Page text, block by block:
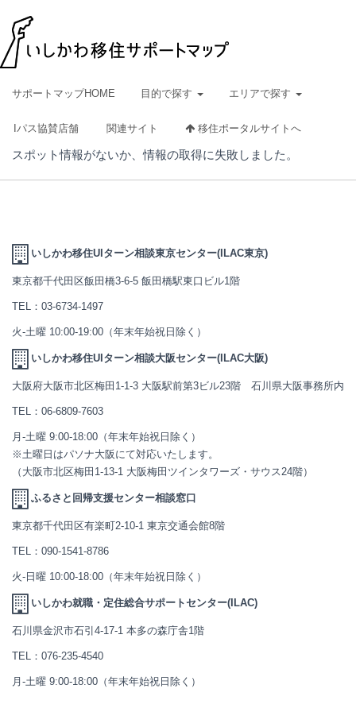
サポートマップHOME 目的で探す エリアで探す
Iパス協賛店舗 関連サイト 移住ポータルサイトへ
スポット情報がないか、情報の取得に失敗しました。
いしかわ移住UIターン相談東京センター(ILAC東京)
東京都千代田区飯田橋3-6-5 飯田橋駅東口ビル1階
TEL： 03-6734-1497
火-土曜 10:00-19:00（年末年始祝日除く）
いしかわ移住UIターン相談大阪センター(ILAC大阪)
大阪府大阪市北区梅田1-1-3 大阪駅前第3ビル23階 石川県大阪事務所内
TEL： 06-6809-7603
月-土曜 9:00-18:00（年末年始祝日除く）
※土曜日はパソナ大阪にて対応いたします。
（大阪市北区梅田1-13-1 大阪梅田ツインタワーズ・サウス24階）
ふるさと回帰支援センター相談窓口
東京都千代田区有楽町2-10-1 東京交通会館8階
TEL： 090-1541-8786
火-日曜 10:00-18:00（年末年始祝日除く）
いしかわ就職・定住総合サポートセンター(ILAC)
石川県金沢市石引4-17-1 本多の森庁舎1階
TEL： 076-235-4540
月-土曜 9:00-18:00（年末年始祝日除く）